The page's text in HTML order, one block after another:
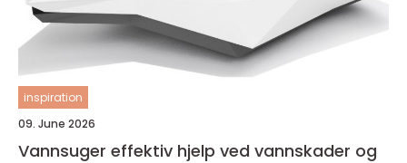
inspiration
09. June 2026
Vannsuger effektiv hjelp ved vannskader og